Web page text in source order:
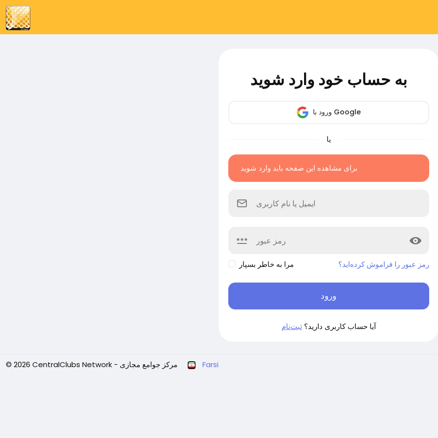
به حساب خود وارد شوید
ورود با Google
یا
برای مشاهده این صفحه باید وارد شوید
مرا به خاطر بسپار رمز عبور را فراموش کرده‌اید؟
ورود
آیا حساب کاربری دارید؟ثبت‌نام
© 2026 CentralClubs Network - مرکز جوامع مجازی Farsi